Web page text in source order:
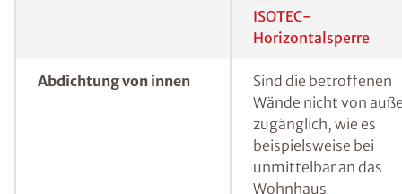
Baustoffporen der
vordringen kann. Eine
erdberührte Wände
Nachhinein gegen
unten eindringender
Feuchtigkeit
abzudichten, ist das
genannte